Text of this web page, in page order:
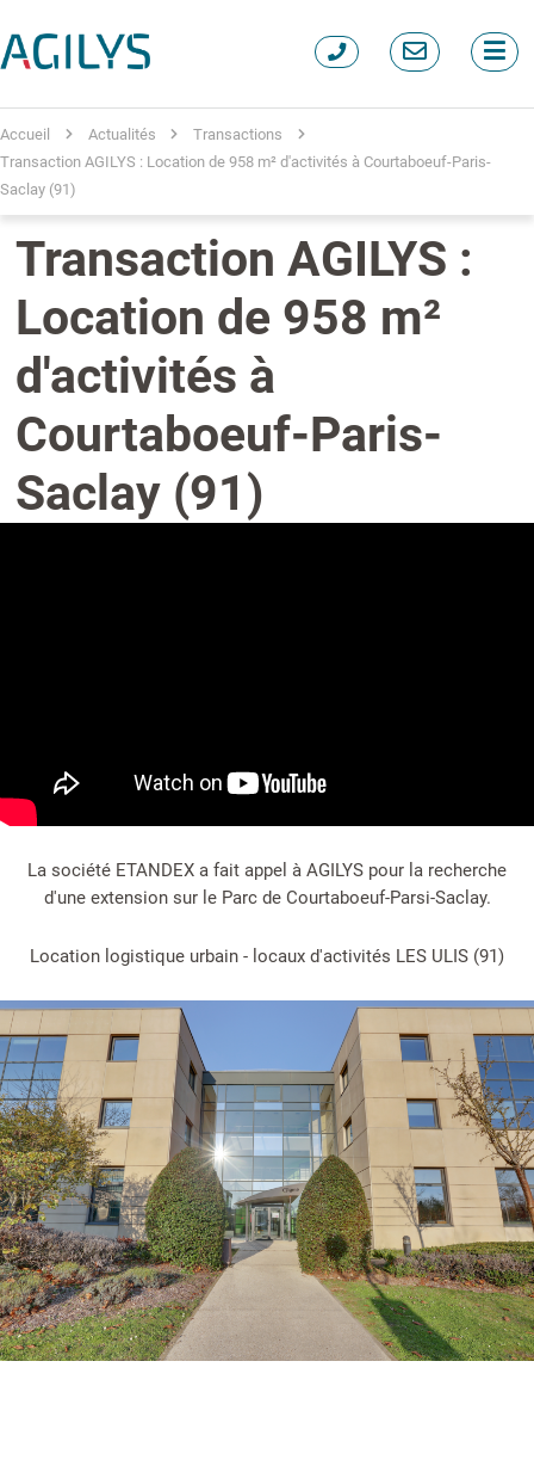
Accueil Actualités
Transactions
Transaction AGILYS : Location de 958 m² d'activités à Courtaboeuf-Paris-
Saclay (91)
Transaction AGILYS :
Location de 958 m²
d'activités à
Courtaboeuf-Paris-
Saclay (91)
La société ETANDEX a fait appel à AGILYS pour la recherche
d'une extension sur le Parc de Courtaboeuf-Parsi-Saclay.
Location logistique urbain - locaux d'activités LES ULIS (91)